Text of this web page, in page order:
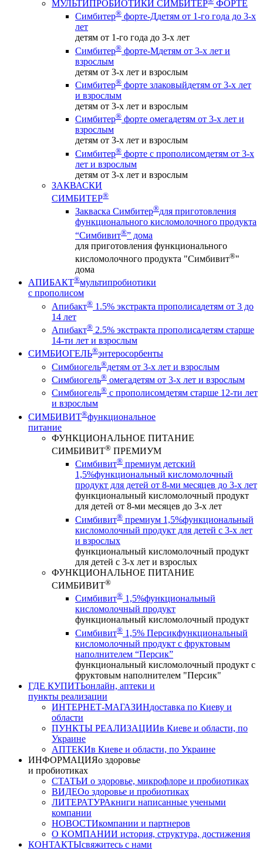
МУЛЬТИПРОБИОТИКИ СИМБИТЕР
ФОРТЕ
Симбитер® форте-Ддетям от 1-го года до 3-х
лет
детям от 1-го года до 3-х лет
Симбитер® форте-Мдетям от 3-х лет и
взрослым
детям от 3-х лет и взрослым
Симбитер® форте злаковыйдетям от 3-х лет
и взрослым
детям от 3-х лет и взрослым
Симбитер® форте омегадетям от 3-х лет и
взрослым
детям от 3-х лет и взрослым
Симбитер® форте с прополисомдетям от 3-х
лет и взрослым
детям от 3-х лет и взрослым
ЗАКВАСКИ
СИМБИТЕР®
Закваска Симбитер®для приготовления
функционального кисломолочного продукта
“Симбивит®” дома
для приготовления функционального
кисломолочного продукта "Симбивит®"
дома
АПИБАКТ®мультипробиотики
с прополисом
Апибакт® 1.5% экстракта прополисадетям от 3 до
14 лет
Апибакт® 2.5% экстракта прополисадетям старше
14-ти лет и взрослым
СИМБИОГЕЛЬ®энтеросорбенты
Симбиогель®детям от 3-х лет и взрослым
Симбиогель® омегадетям от 3-х лет и взрослым
Симбиогель® c прополисомдетям старше 12-ти лет
и взрослым
СИМБИВИТ®функциональное
питание
ФУНКЦИОНАЛЬНОЕ ПИТАНИЕ
СИМБИВИТ® ПРЕМИУМ
Симбивит® премиум детский
1,5%функциональный кисломолочный
продукт для детей от 8-ми месяцев до 3-х лет
функциональный кисломолочный продукт
для детей от 8-ми месяцев до 3-х лет
Симбивит® премиум 1,5%функциональный
кисломолочный продукт для детей с 3-х лет
и взрослых
функциональный кисломолочный продукт
для детей с 3-х лет и взрослых
ФУНКЦИОНАЛЬНОЕ ПИТАНИЕ
СИМБИВИТ®
Симбивит® 1,5%функциональный
кисломолочный продукт
функциональный кисломолочный продукт
Симбивит® 1,5% Персикфункциональный
кисломолочный продукт с фруктовым
наполнителем “Персик”
функциональный кисломолочный продукт с
фруктовым наполнителем "Персик"
ГДЕ КУПИТЬонлайн, аптеки и
пункты реализации
ИНТЕРНЕТ-МАГАЗИНдоставка по Киеву и
области
ПУНКТЫ РЕАЛИЗАЦИИв Киеве и области, по
Украине
АПТЕКИв Киеве и области, по Украине
ИНФОРМАЦИЯо здоровье
и пробиотиках
СТАТЬИ о здоровье, микрофлоре и пробиотиках
ВИДЕОо здоровье и пробиотиках
ЛИТЕРАТУРАкниги написанные учеными
компании
НОВОСТИкомпании и партнеров
О КОМПАНИИ история, структура, достижения
КОНТАКТЫсвяжитесь с нами